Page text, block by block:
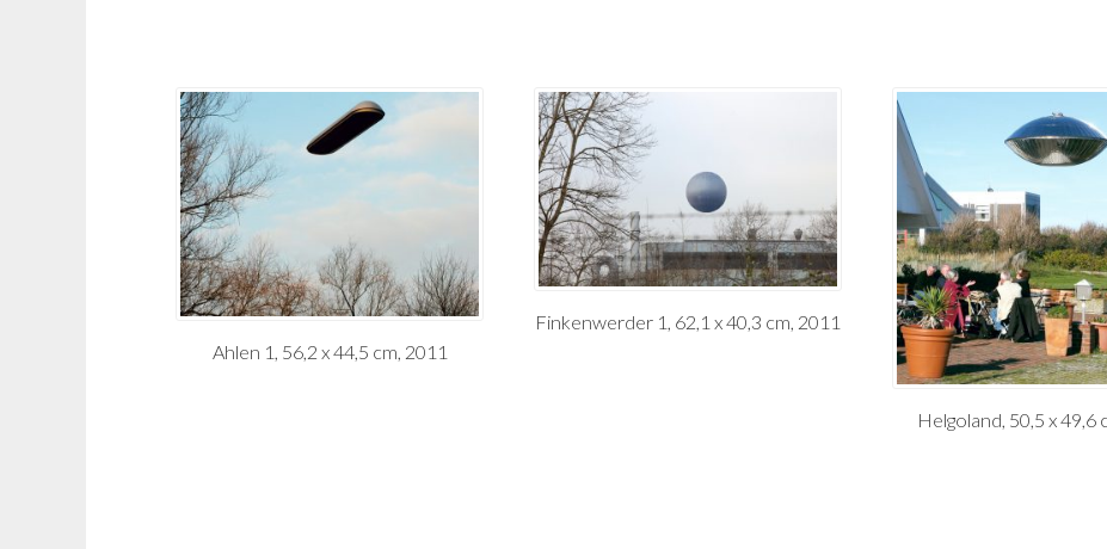
Ahlen 1, 56,2 x 44,5 cm, 2011
Finkenwerder 1, 62,1 x 40,3 cm, 2011
Helgoland, 50,5 x 49,6